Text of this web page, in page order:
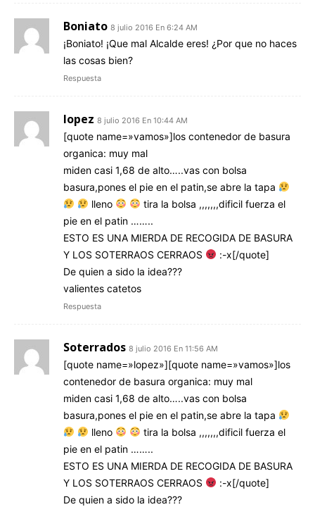
Boniato 8 julio 2016 En 6:24 AM
¡Boniato! ¡Que mal Alcalde eres! ¿Por que no haces
las cosas bien?
Respuesta
lopez 8 julio 2016 En 10:44 AM
[quote name=»vamos»]los contenedor de basura
organica: muy mal
miden casi 1,68 de alto…..vas con bolsa
basura,pones el pie en el patin,se abre la tapa
lleno
tira la bolsa ,,,,,,,dificil fuerza el
pie en el patin ……..
ESTO ES UNA MIERDA DE RECOGIDA DE BASURA
Y LOS SOTERRAOS CERRAOS
:-x[/quote]
De quien a sido la idea???
valientes catetos
Respuesta
Soterrados 8 julio 2016 En 11:56 AM
[quote name=»lopez»][quote name=»vamos»]los
contenedor de basura organica: muy mal
miden casi 1,68 de alto…..vas con bolsa
basura,pones el pie en el patin,se abre la tapa
lleno
tira la bolsa ,,,,,,,dificil fuerza el
pie en el patin ……..
ESTO ES UNA MIERDA DE RECOGIDA DE BASURA
Y LOS SOTERRAOS CERRAOS
:-x[/quote]
De quien a sido la idea???